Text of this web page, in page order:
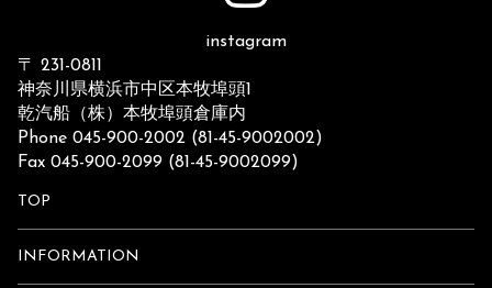
instagram
〒 231-0811
神奈川県横浜市中区本牧埠頭1
乾汽船（株）本牧埠頭倉庫内
Phone 045-900-2002 (81-45-9002002)
Fax 045-900-2099 (81-45-9002099)
TOP
INFORMATION